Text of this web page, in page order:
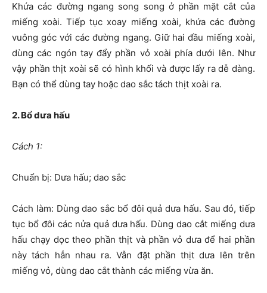
Khứa các đường ngang song song ở phần mặt cắt của
miếng xoài. Tiếp tục xoay miếng xoài, khứa các đường
vuông góc với các đường ngang. Giữ hai đầu miếng xoài,
dùng các ngón tay đẩy phần vỏ xoài phía dưới lên. Như
vậy phần thịt xoài sẽ có hình khối và được lấy ra dễ dàng.
Bạn có thể dùng tay hoặc dao sắc tách thịt xoài ra.
2. Bổ dưa hấu
Cách 1:
Chuẩn bị: Dưa hấu; dao sắc
Cách làm: Dùng dao sắc bổ đôi quả dưa hấu. Sau đó, tiếp
tục bổ đôi các nửa quả dưa hấu. Dùng dao cắt miếng dưa
hấu chạy dọc theo phần thịt và phần vỏ dưa để hai phần
này tách hẳn nhau ra. Vẫn đặt phần thịt dưa lên trên
miếng vỏ, dùng dao cắt thành các miếng vừa ăn.